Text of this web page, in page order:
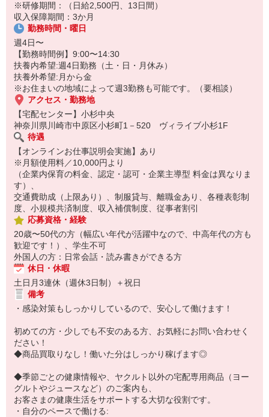
※研修期間：（日給2,500円、13日間）
収入保障期間：3か月
勤務時間・曜日
週4日〜
【勤務時間例】9:00〜14:30
扶養内希望:週4日勤務（土・日・月休み）
扶養外希望:月から金
※お住まいの地域によって週3勤務も可能です。（要相談）
アクセス・勤務地
【宅配センター】小杉中央
神奈川県川崎市中原区小杉町1－520 ヴィライブ小杉1F
待遇
【オンラインお仕事説明会実施】あり
※月額使用料／10,000円より
（企業内保育の料金、認定・認可・企業主導型 料金は異なりま
す）、
交通費助成（上限あり）、制服貸与、離職金あり、各種表彰制
度、小規模共済制度、収入補償制度、従事者割引
応募資格・経験
20歳〜50代の方（幅広い年代が活躍中なので、中高年代の方も
歓迎です！）、学生不可
外国人の方：日常会話・読み書きができる方
休日・休暇
土日月3連休（週休3日制）＋祝日
備考
・感染対策もしっかりしているので、安心して働けます！
初めての方・少しでも不安のある方、お気軽にお問い合わせく
ださい！
◆商品買取りなし！働いた分はしっかり稼げます◎
◆季節ごとの健康情報や、ヤクルト以外の宅配専用商品（ヨー
グルトやジュースなど）のご案内も、
お客さまの健康生活をサポートする大切な役割です。
・自分のペースで働ける: